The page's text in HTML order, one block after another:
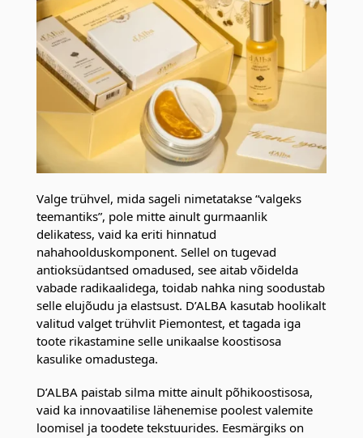
Valge trühvel, mida sageli nimetatakse “valgeks
teemantiks”, pole mitte ainult gurmaanlik
delikatess, vaid ka eriti hinnatud
nahahoolduskomponent. Sellel on tugevad
antioksüdantsed omadused, see aitab võidelda
vabade radikaalidega, toidab nahka ning soodustab
selle elujõudu ja elastsust. D’ALBA kasutab hoolikalt
valitud valget trühvlit Piemontest, et tagada iga
toote rikastamine selle unikaalse koostisosa
kasulike omadustega.
D’ALBA paistab silma mitte ainult põhikoostisosa,
vaid ka innovaatilise lähenemise poolest valemite
loomisel ja toodete tekstuurides. Eesmärgiks on